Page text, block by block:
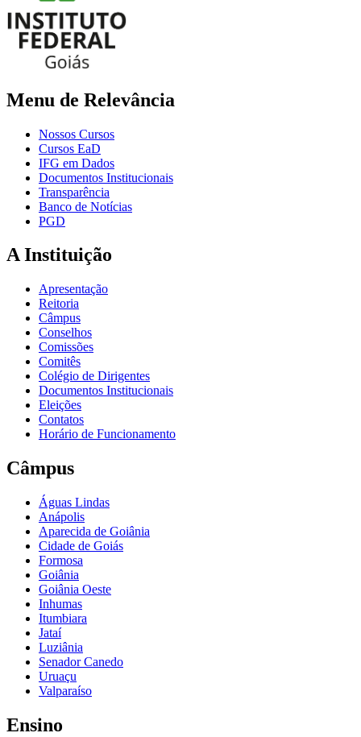
Menu de Relevância
Nossos Cursos
Cursos EaD
IFG em Dados
Documentos Institucionais
Transparência
Banco de Notícias
PGD
A Instituição
Apresentação
Reitoria
Câmpus
Conselhos
Comissões
Comitês
Colégio de Dirigentes
Documentos Institucionais
Eleições
Contatos
Horário de Funcionamento
Câmpus
Águas Lindas
Anápolis
Aparecida de Goiânia
Cidade de Goiás
Formosa
Goiânia
Goiânia Oeste
Inhumas
Itumbiara
Jataí
Luziânia
Senador Canedo
Uruaçu
Valparaíso
Ensino